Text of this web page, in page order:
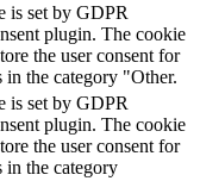
is set by GDPR
plugin. The cookie
the user consent for
in the category "Other.
is set by GDPR
plugin. The cookie
the user consent for
in the category